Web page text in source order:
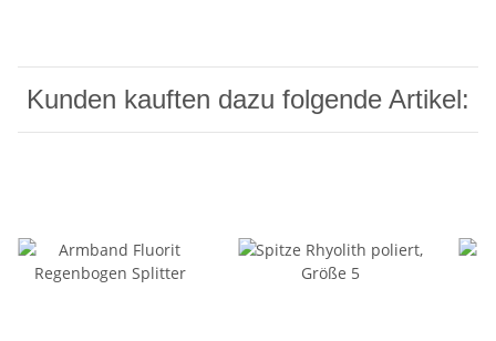
Kunden kauften dazu folgende Artikel: